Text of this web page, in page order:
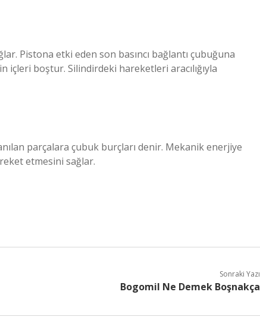
Pistona etki eden son basıncı bağlantı çubuğuna
içleri boştur. Silindirdeki hareketleri aracılığıyla
parçalara çubuk burçları denir. Mekanik enerjiye
etmesini sağlar.
Sonraki Yazı
Bogomil Ne Demek Boşnakça